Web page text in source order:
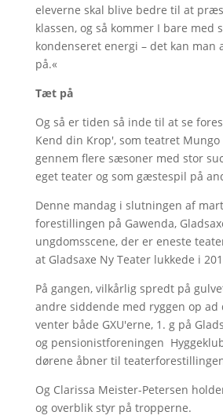
eleverne skal blive bedre til at
klassen, og så kommer I bare med
kondenseret energi – det kan man
på.«
Tæt på
Og så er tiden så inde til at se
Kend din Krop', som teatret
gennem flere sæsoner med stor
eget teater og som gæstespil på
Denne mandag i slutningen af
forestillingen på Gawenda,
ungdomsscene, der er eneste
at Gladsaxe Ny Teater lukkede i
På gangen, vilkårlig spredt på
andre siddende med ryggen op ad
venter både GXU'erne, 1. g på
og pensionistforeningen
dørene åbner til
Og Clarissa Meister-Petersen
og overblik styr på tropperne.